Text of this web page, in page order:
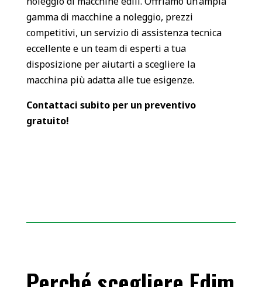
gamma di macchine a noleggio, prezzi
competitivi, un servizio di assistenza tecnica
eccellente e un team di esperti a tua
disposizione per aiutarti a scegliere la
macchina più adatta alle tue esigenze.
Contattaci subito per un preventivo
gratuito!